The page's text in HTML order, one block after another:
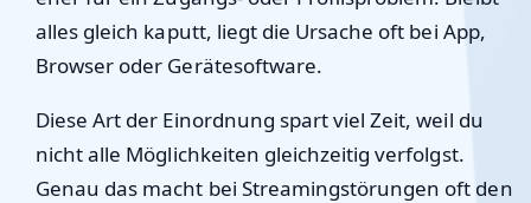
alles gleich kaputt, liegt die Ursache oft bei App,
Browser oder Gerätesoftware.
Diese Art der Einordnung spart viel Zeit, weil du
nicht alle Möglichkeiten gleichzeitig verfolgst.
Genau das macht bei Streamingstörungen oft den